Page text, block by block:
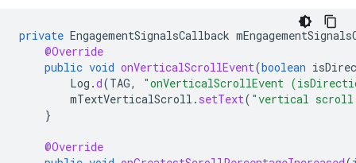
private EngagementSignalsCallback
@Override
public void onVerticalScrollEvent(boolean
Log .d(TAG,
"onVerticalScrollEvent
mTextVerticalScroll . setText( "vertical
}
@Override